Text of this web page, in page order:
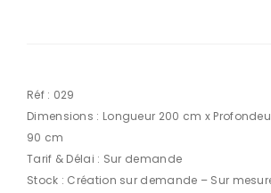
Réf : 029
Dimensions : Longueur 200 cm x
90 cm
Tarif & Délai : Sur demande
Stock : Création sur demande – Sur